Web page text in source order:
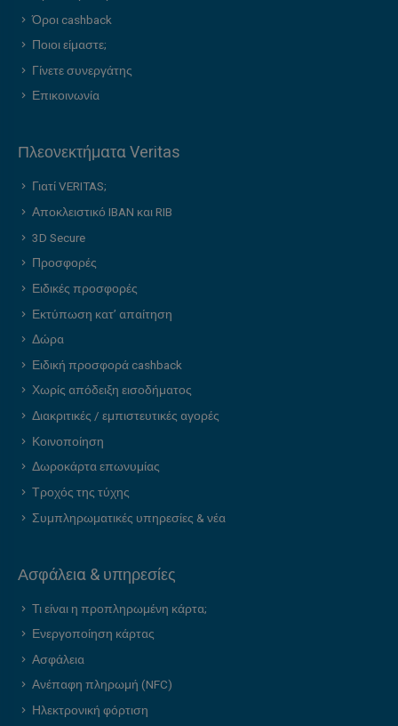
Όροι cashback
Ποιοι είμαστε;
Γίνετε συνεργάτης
Επικοινωνία
Πλεονεκτήματα Veritas
Γιατί VERITAS;
Αποκλειστικό IBAN και RIB
3D Secure
Προσφορές
Ειδικές προσφορές
Εκτύπωση κατ’ απαίτηση
Δώρα
Ειδική προσφορά cashback
Χωρίς απόδειξη εισοδήματος
Διακριτικές / εμπιστευτικές αγορές
Κοινοποίηση
Δωροκάρτα επωνυμίας
Τροχός της τύχης
Συμπληρωματικές υπηρεσίες & νέα
Ασφάλεια & υπηρεσίες
Τι είναι η προπληρωμένη κάρτα;
Ενεργοποίηση κάρτας
Ασφάλεια
Ανέπαφη πληρωμή (NFC)
Ηλεκτρονική φόρτιση